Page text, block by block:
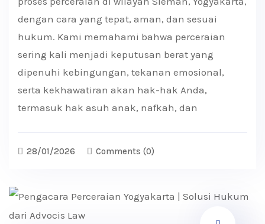
dengan cara yang tepat, aman, dan sesuai
hukum. Kami memahami bahwa perceraian
sering kali menjadi keputusan berat yang
dipenuhi kebingungan, tekanan emosional,
serta kekhawatiran akan hak-hak Anda,
termasuk hak asuh anak, nafkah, dan
28/01/2026 Comments (0)